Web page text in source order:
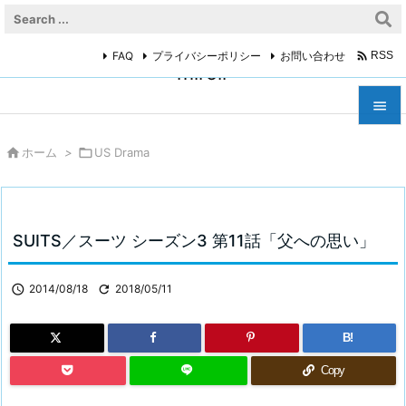
miroir



FAQ プライバシーポリシー お問い合わせ  RSS
 ホーム > US Drama
SUITS／スーツ シーズン3 第11話「父への思い」
 2014/08/18  2018/05/11
B!
Copy